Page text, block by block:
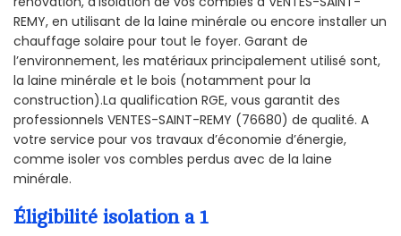
REMY, en utilisant de la laine minérale ou encore installer un
chauffage solaire pour tout le foyer. Garant de
l’environnement, les matériaux principalement utilisé sont,
la laine minérale et le bois (notamment pour la
construction).La qualification RGE, vous garantit des
professionnels VENTES-SAINT-REMY (76680) de qualité. A
votre service pour vos travaux d’économie d’énergie,
comme isoler vos combles perdus avec de la laine
minérale.
Éligibilité isolation a 1